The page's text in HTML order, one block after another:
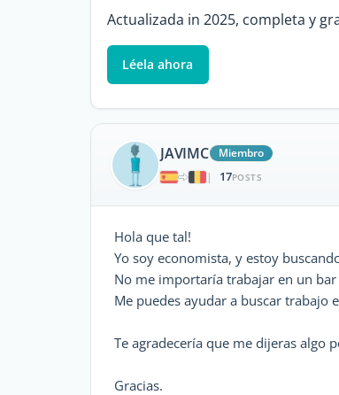
Actualizada in 2025, completa y
Léela ahora
JAVIMC
Miembro
|
17POSTS
Hola que tal!
Yo soy economista, y estoy
No me importaría trabajar en un
Me puedes ayudar a buscar trabajo
Te agradecería que me dijeras algo
Gracias.